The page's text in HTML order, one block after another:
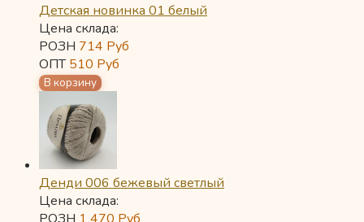
Детская новинка 01 белый
Цена склада:
РОЗН 714 Руб
ОПТ510 Руб
Денди 006 бежевый светлый
Цена склада: